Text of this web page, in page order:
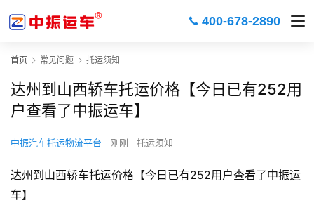
400-678-2890
首页 常见问题 托运须知
达州到山西轿车托运价格【今日已有252用
户查看了中振运车】
中振汽车托运物流平台 刚刚 托运须知
达州到山西轿车托运价格【今日已有252用户查看了中振运
车】